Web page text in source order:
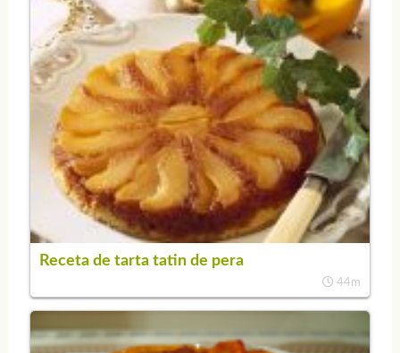
Receta de tarta tatin de pera
44m